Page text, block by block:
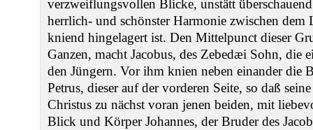
verzweiflungsvollen Blicke, unstätt
herrlich- und schönster Harmonie zwischen
kniend hingelagert ist. Den Mittelpunct dieser
Ganzen, macht Jacobus, des Zebedæi Sohn, die
den Jüngern. Vor ihm knien neben einander die
Petrus, dieser auf der vorderen Seite, so daß
Christus zu nächst voran jenen beiden, mit
Blick und Körper Johannes, der Bruder des